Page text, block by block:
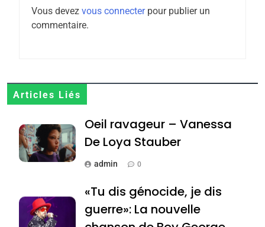
Vous devez vous connecterpour publier un
commentaire.
Articles Liés
Oeil ravageur – Vanessa
De Loya Stauber
admin 0
«Tu dis génocide, je dis
guerre»: La nouvelle
7
8
Tafraout, le miel de Tadla
Azilal consacrés produits
du terroir
DAFINA MAROC
Oeil ravageur – Vanessa
De Loya Stauber